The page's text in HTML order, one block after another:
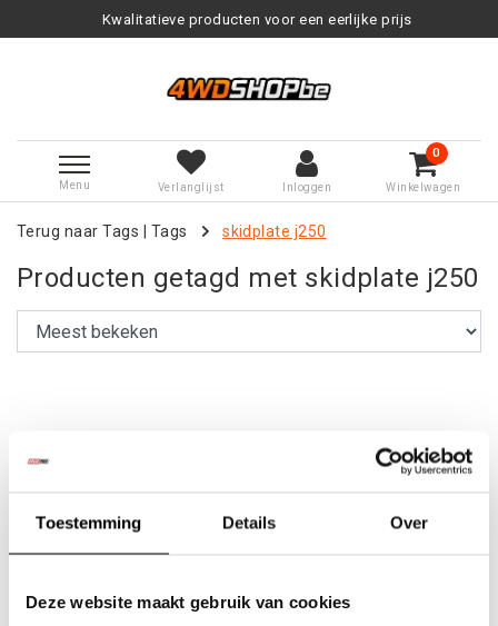
Toestemming Details Over
Deze website maakt gebruik van cookies
Kwalitatieve producten voor een eerlijke prijs
Menu Verlanglijst Inloggen
0
Winkelwagen
Terug naar Tags Tags skidplate j250
Producten getagd met skidplate j250